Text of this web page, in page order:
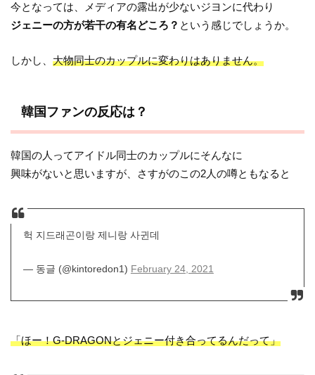
今となっては、メディアの露出が少ないジヨンに代わり
ジェニーの方が若干の有名どころ？ という感じでしょうか。
しかし、大物同士のカップルに変わりはありません。
韓国ファンの反応は？
韓国の人ってアイドル同士のカップルにそんなに
興味がないと思いますが、さすがのこの2人の噂ともなると
헉 지드래곤이랑 제니랑 사귄데
— 동글 (@kintoredon1) February 24, 2021
「ほー！G-DRAGONとジェニー付き合ってるんだって」